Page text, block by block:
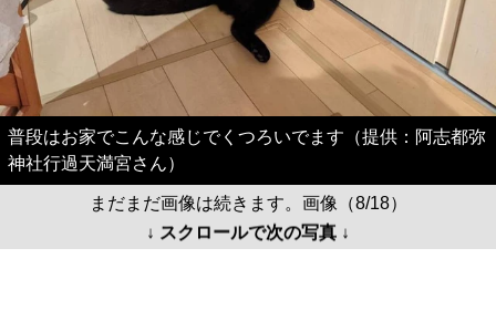
普段はお家でこんな感じでくつろいでます（提供：阿志都弥
神社行過天満宮さん）
まだまだ画像は続きます。画像（8/18）
↓ スクロールで次の写真 ↓